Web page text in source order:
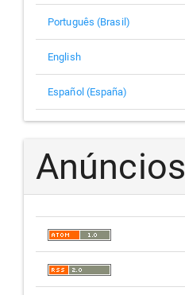
Português (Brasil)
English
Español (España)
Anúncios